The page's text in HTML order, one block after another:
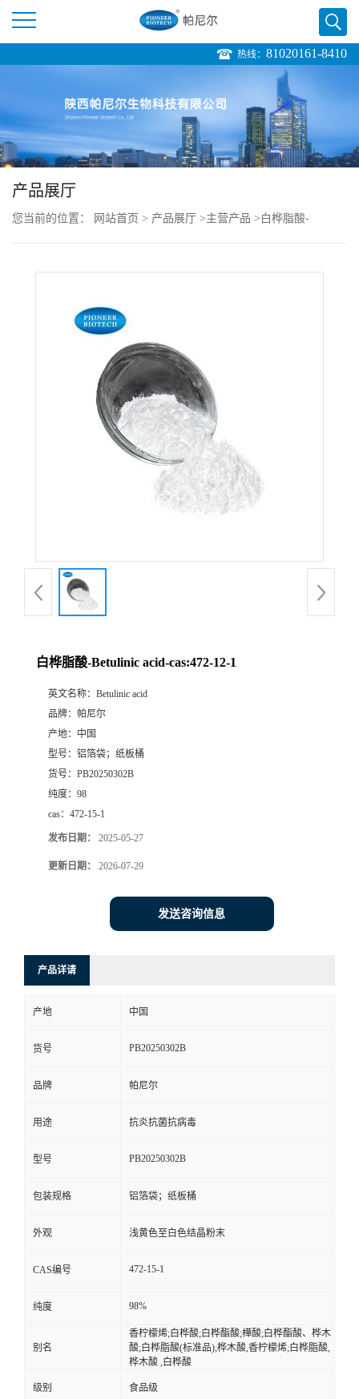
页
公
式
热线： 81020161-8410
产品展厅
您当前的位置： 网站首页 > 产品展厅 >主营产品 > 白桦脂酸-
白桦脂酸-Betulinic acid-cas:472-12-1
英文名称： Betulinic acid
品牌： 帕尼尔
产地： 中国
型号： 铝箔袋；纸板桶
货号： PB20250302B
纯度： 98
cas： 472-15-1
发布日期： 2025-05-27
更新日期： 2026-07-29
发送咨询信息
产品详请
产地 中国
货号 PB20250302B
品牌 帕尼尔
用途 抗炎抗菌抗病毒
型号 PB20250302B
包装规格 铝箔袋；纸板桶
外观 浅黄色至白色结晶粉末
CAS编号 472-15-1
纯度 98%
别名
香柠檬烯;白桦酸;白桦酯酸;樺酸;白桦酯酸、桦木
酸;白桦脂酸(标准品);桦木酸,香柠檬烯;白桦脂酸,
桦木酸 ,白桦酸
级别 食品级